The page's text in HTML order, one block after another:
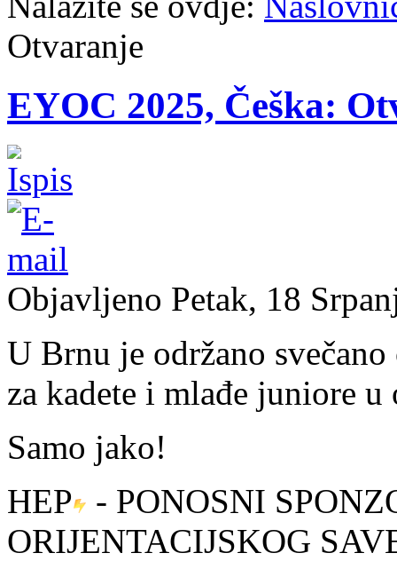
Otvaranje
EYOC 2025, Češka:
Objavljeno Petak, 18
U Brnu je održano
za kadete i mlađe juniore
Samo jako!
HEP
- PONOSNI
ORIJENTACIJSKOG